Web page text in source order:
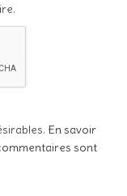
En savoir
sont